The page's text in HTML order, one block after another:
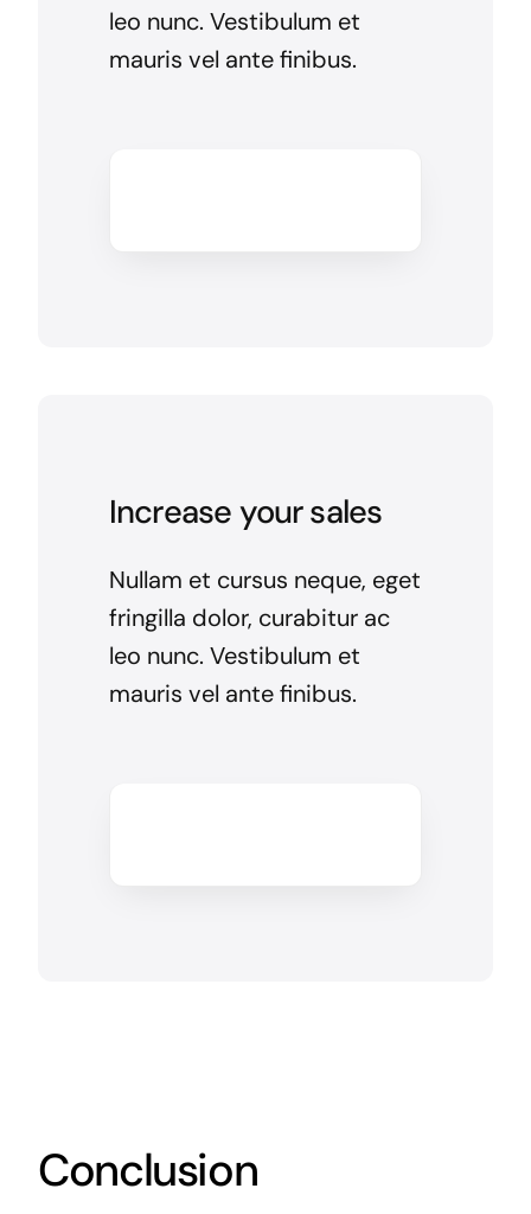
leo nunc. Vestibulum et
mauris vel ante finibus.
Increase your sales
Nullam et cursus neque, eget
fringilla dolor, curabitur ac
leo nunc. Vestibulum et
mauris vel ante finibus.
Conclusion